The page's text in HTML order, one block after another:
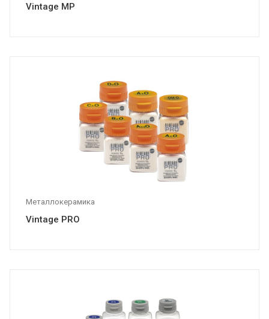
Vintage MP
Металлокерамика
Vintage PRO